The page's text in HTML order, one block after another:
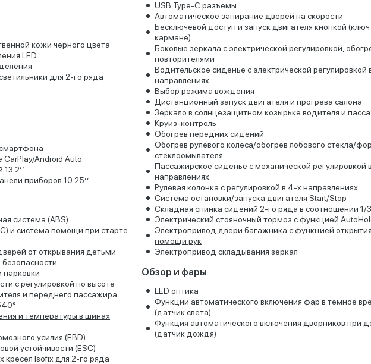
кожи черного цвета
LED
для 2-го ряда
Android Auto
приборов 10.25’’
система (ABS)
и система помощи при старте
от открывания детьми
с регулировкой по высоте
и переднего пассажира
и температуры в шинах
усилия (EBD)
устойчивости (ESC)
Isofix для 2-го ряда
USB Type-C разъемы
Автоматическое запирание дверей на скорости
Бесключевой доступ и запуск двигателя кнопкой (ключ
кармане)
Боковые зеркала с электрической регулировкой,
повторителями
Водительское сиденье с электрической регулировкой
направлениях
Выбор режима вождения
Дистанционный запуск двигателя и прогрева салона
Зеркало в солнцезащитном козырьке водителя и
Круиз-контроль
Обогрев передних сидений
Обогрев рулевого колеса/обогрев лобового стекла/
стеклоомывателя
Пассажирское сиденье с механической регулировкой
направлениях
Рулевая колонка с регулировкой в 4-х направлениях
Система остановки/запуска двигателя Start/Stop
Складная спинка сидений 2-го ряда в соотношении 1/
Электрический стояночный тормоз с функцией
Электропривод двери багажника с функцией
помощи рук
Электропривод складывания зеркал
Обзор и фары
LED оптика
Функции автоматического включения фар в темное
(датчик света)
Функция автоматического включения дворников при
(датчик дождя)